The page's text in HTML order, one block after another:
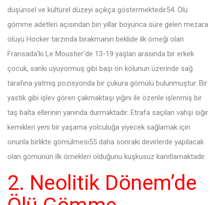
düşünsel ve kültürel düzeyi açıkça göstermektedir54. Ölü
gömme adetleri açısından bin yıllar boyunca süre gelen mezara
ölüyü Hocker tarzında bırakmanın beklide ilk örneği olan
Fransada’ki Le Moustier’de 13-19 yaşları arasında bir erkek
çocuk, sanki uyuyormuş gibi başı ön kolunun üzerinde sağ
tarafına yatmış pozisyonda bir çukura gömülü bulunmuştur. Bir
yastık gibi işlev gören çakmaktaşı yığını ile özenle işlenmiş bir
taş balta ellerinin yanında durmaktadır. Etrafa saçılan vahşi sığır
kemikleri yeni bir yaşama yolculuğa yiyecek sağlamak için
onunla birlikte gömülmesi55 daha sonraki devirlerde yapılacak
olan gömünün ilk örnekleri olduğunu kuşkusuz kanıtlamaktadır.
2. Neolitik Dönem’de